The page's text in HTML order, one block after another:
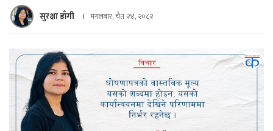
सुरक्षा डाँगी मंगलबार, चैत २४, २०८२